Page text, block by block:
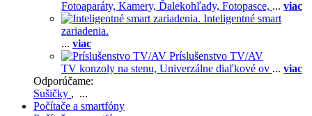
Fotoaparáty, Kamery, Ďalekohľady, Fotopasce, ... viac
Inteligentné smart
zariadenia.
... viac
Príslušenstvo TV/AV
TV konzoly na stenu, Univerzálne diaľkové ov ... viac
Odporúčame:
Sušičky , ...
Počítače a smartfóny